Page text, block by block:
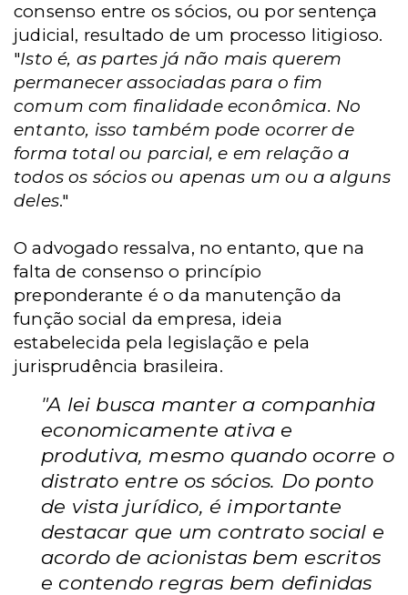
consenso entre os sócios, ou por sentença
judicial, resultado de um processo litigioso.
"Isto é, as partes já não mais querem
permanecer associadas para o fim
comum com finalidade econômica. No
entanto, isso também pode ocorrer de
forma total ou parcial, e em relação a
todos os sócios ou apenas um ou a alguns
deles."
O advogado ressalva, no entanto, que na
falta de consenso o princípio
preponderante é o da manutenção da
função social da empresa, ideia
estabelecida pela legislação e pela
jurisprudência brasileira.
"A lei busca manter a companhia
economicamente ativa e
produtiva, mesmo quando ocorre o
distrato entre os sócios. Do ponto
de vista jurídico, é importante
destacar que um contrato social e
acordo de acionistas bem escritos
e contendo regras bem definidas